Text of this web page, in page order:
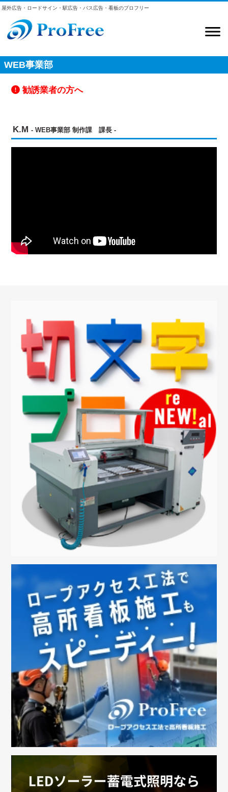
屋外広告・ロードサイン・駅広告・バス広告・看板のプロフリー
WEB事業部
勧誘業者の方へ
K.M - WEB事業部 制作課 課長 -